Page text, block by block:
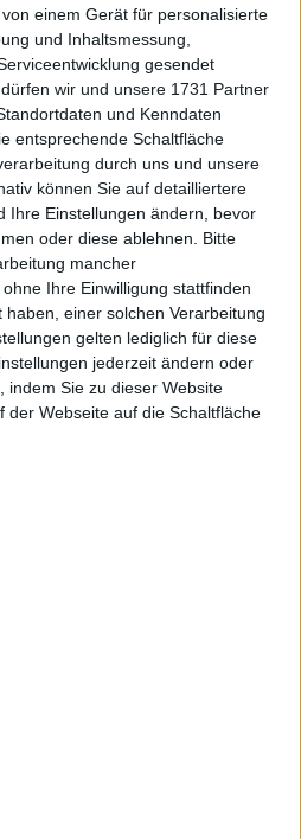
einem Gerät für personalisierte
und Inhaltsmessung,
gesendet
wir und unsere 1731 Partner
und Kenndaten
entsprechende Schaltfläche
durch uns und unsere
können Sie auf detailliertere
Ihre Einstellungen ändern, bevor
oder diese ablehnen.
Bitte
mancher
Ihre Einwilligung stattfinden
einer solchen Verarbeitung
gelten lediglich für diese
jederzeit ändern oder
indem Sie zu dieser Website
der Webseite auf die Schaltfläche
der Elektrizität im Publikum
mag die Atmosphäre, er
ein Entertainer zu sein.“
stellt ihn
Die Tage sind kurz –
im Tageslicht“ –, die
und die Energie, von der
Roddick stellte dem Sinners
gegenüber.
darin, reinzugehen, die
wieder zu verschwinden.
ein bisschen mehr
Pause, die